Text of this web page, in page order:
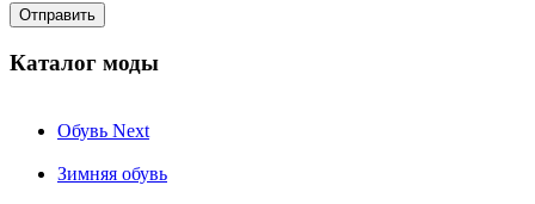
Каталог моды
Обувь Next
Зимняя обувь